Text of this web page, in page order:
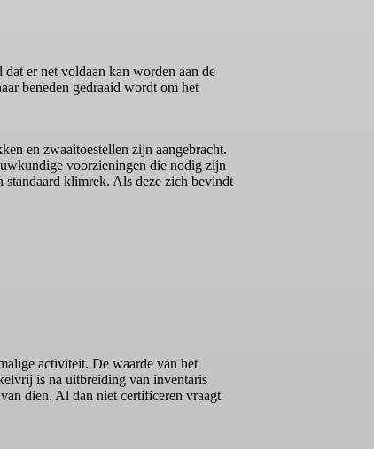
er net voldaan kan worden aan de
beneden gedraaid wordt om het
en zwaaitoestellen zijn aangebracht.
voorzieningen die nodig zijn
klimrek. Als deze zich bevindt
activiteit. De waarde van het
is na uitbreiding van inventaris
dien. Al dan niet certificeren vraagt